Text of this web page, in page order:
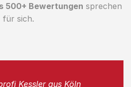
500+ Bewertungen sprechen
für sich.
Kessler aus Köln